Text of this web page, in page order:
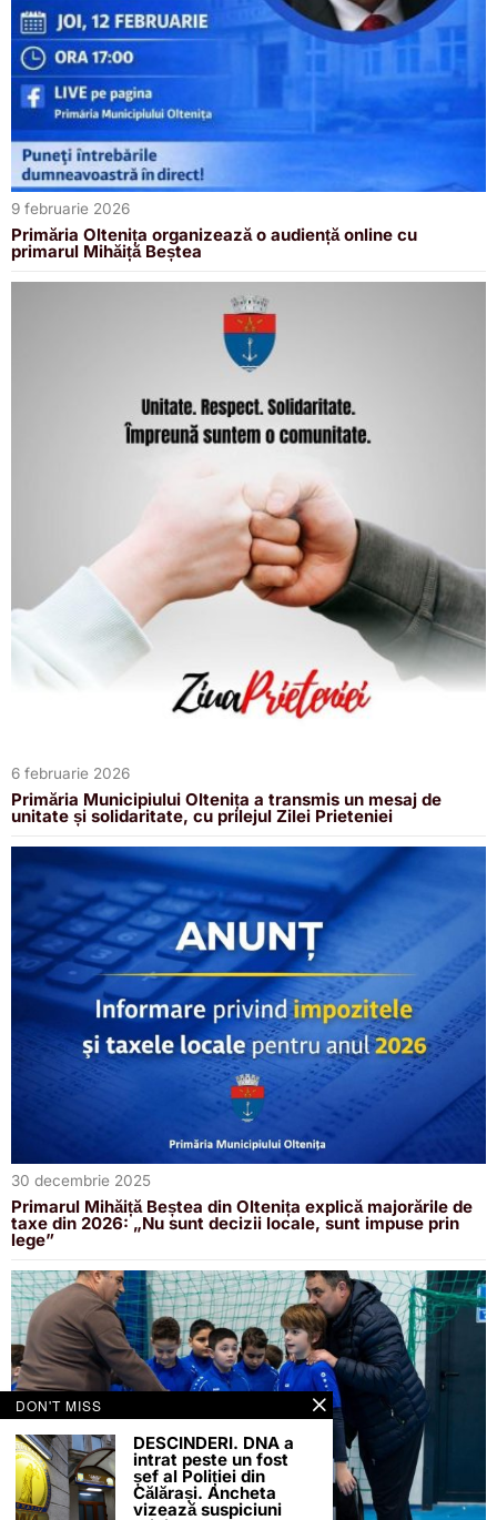
9 februarie 2026
Primăria Oltenița organizează o audiență online cu
primarul Mihăiță Beștea
6 februarie 2026
Primăria Municipiului Oltenița a transmis un mesaj de
unitate și solidaritate, cu prilejul Zilei Prieteniei
30 decembrie 2025
Primarul Mihăiță Beștea din Oltenița explică majorările de
taxe din 2026: „Nu sunt decizii locale, sunt impuse prin
lege”
DON'T MISS
DESCINDERI. DNA a
intrat peste un fost
șef al Poliției din
Călărași. Ancheta
vizează suspiciuni